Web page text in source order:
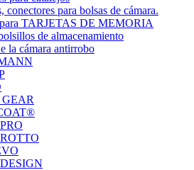
conectores para bolsas de cámara.
TARJETAS DE MEMORIA
de almacenamiento
la cámara antirrobo